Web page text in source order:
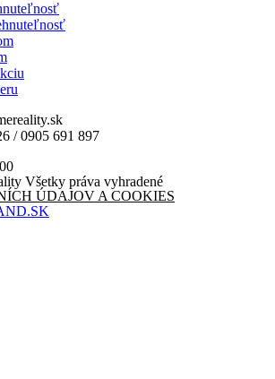
/ 0905 691 897
Všetky práva vyhradené
ÚDAJOV A COOKIES